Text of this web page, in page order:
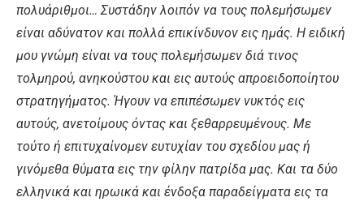
πολυάριθμοι… Συστάδην λοιπόν να τους πολεμήσωμεν
είναι αδύνατον και πολλά επικίνδυνον εις ημάς. Η ειδική
μου γνώμη είναι να τους πολεμήσωμεν διά τινος
τολμηρού, ανηκούστου και εις αυτούς απροειδοποίητου
στρατηγήματος. Ήγουν να επιπέσωμεν νυκτός εις
αυτούς, ανετοίμους όντας και ξεθαρρευμένους. Με
τούτο ή επιτυχαίνομεν ευτυχίαν του σχεδίου μας ή
γινόμεθα θύματα εις την φίλην πατρίδα μας. Και τα δύο
ελληνικά και ηρωικά και ένδοξα παραδείγματα εις τα